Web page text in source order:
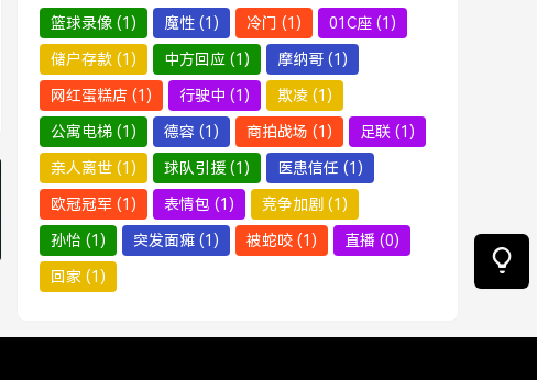
篮球录像 (1) 魔性 (1) 冷门 (1) 01C座 (1)
储户存款 (1) 中方回应 (1) 摩纳哥 (1)
网红蛋糕店 (1) 行驶中 (1) 欺凌 (1)
公寓电梯 (1) 德容 (1) 商拍战场 (1) 足联 (1)
亲人离世 (1) 球队引援 (1) 医患信任 (1)
欧冠冠军 (1) 表情包 (1) 竞争加剧 (1)
孙怡 (1) 突发面瘫 (1) 被蛇咬 (1) 直播 (0)
回家 (1)